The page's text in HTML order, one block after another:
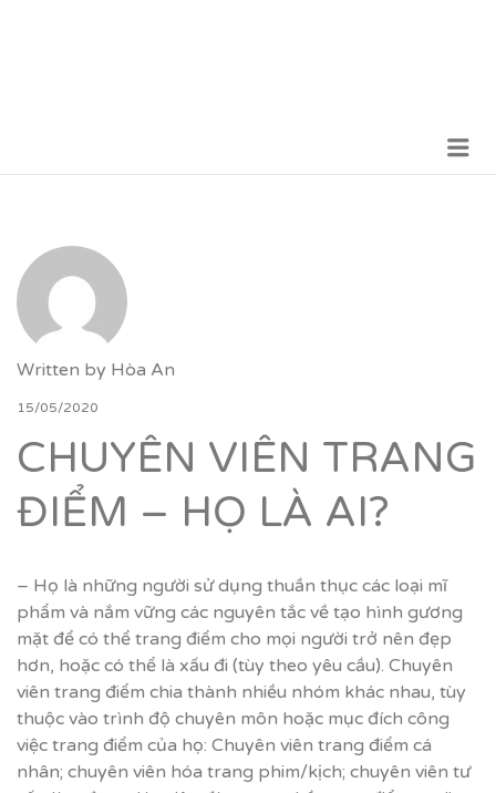
Written by Hòa An
15/05/2020
CHUYÊN VIÊN TRANG
ĐIỂM – HỌ LÀ AI?
– Họ là những người sử dụng thuần thục các loại mĩ
phẩm và nắm vững các nguyên tắc về tạo hình gương
mặt để có thể trang điểm cho mọi người trở nên đẹp
hơn, hoặc có thể là xấu đi (tùy theo yêu cầu). Chuyên
viên trang điểm chia thành nhiều nhóm khác nhau, tùy
thuộc vào trình độ chuyên môn hoặc mục đích công
việc trang điểm của họ: Chuyên viên trang điểm cá
nhân; chuyên viên hóa trang phim/kịch; chuyên viên tư